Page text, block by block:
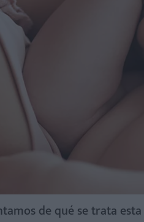
de qué se trata